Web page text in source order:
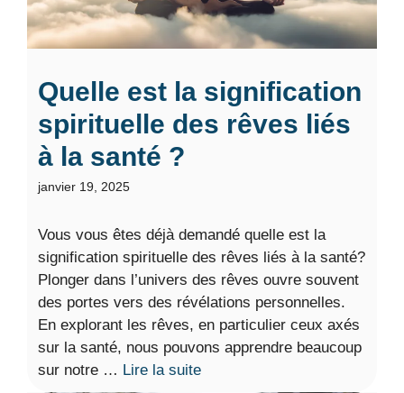
Quelle est la signification
spirituelle des rêves liés
à la santé ?
janvier 19, 2025
Vous vous êtes déjà demandé quelle est la
signification spirituelle des rêves liés à la santé?
Plonger dans l’univers des rêves ouvre souvent
des portes vers des révélations personnelles.
En explorant les rêves, en particulier ceux axés
sur la santé, nous pouvons apprendre beaucoup
sur notre … Lire la suite